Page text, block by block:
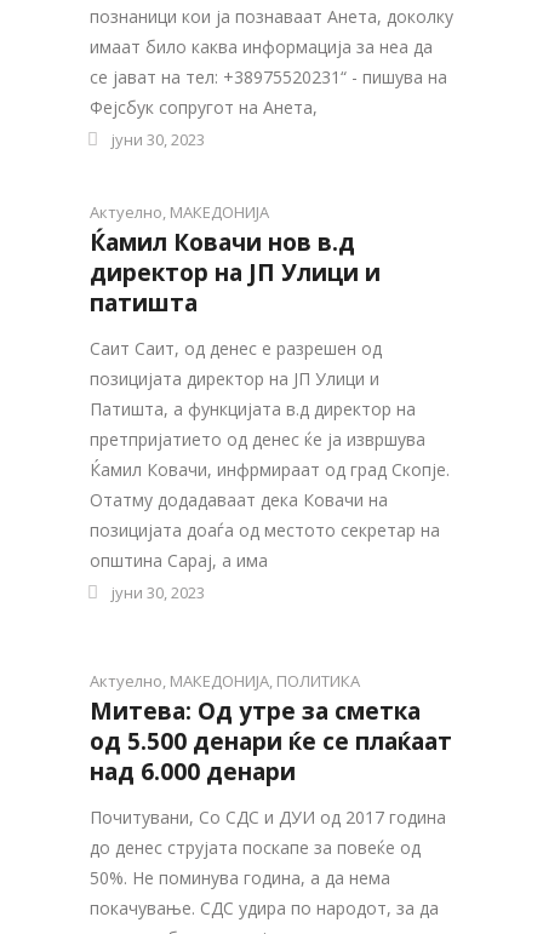
познаници кои ја познаваат Анета, доколку
имаат било каква информација за неа да
се јават на тел: +38975520231“ - пишува на
Фејсбук сопругот на Анета,
јуни 30, 2023
Актуелно, МАКЕДОНИЈА
Ќамил Ковачи нов в.д
директор на ЈП Улици и
патишта
Саит Саит, од денес е разрешен од
позицијата директор на ЈП Улици и
Патишта, а функцијата в.д директор на
претпријатието од денес ќе ја извршува
Ќамил Ковачи, инфрмираат од град Скопје.
Отатму додадаваат дека Ковачи на
позицијата доаѓа од местото секретар на
општина Сарај, а има
јуни 30, 2023
Актуелно, МАКЕДОНИЈА, ПОЛИТИКА
Митева: Од утре за сметка
од 5.500 денари ќе се плаќаат
над 6.000 денари
Почитувани, Со СДС и ДУИ од 2017 година
до денес струјата поскапе за повеќе од
50%. Не поминува година, а да нема
покачување. СДС удира по народот, за да